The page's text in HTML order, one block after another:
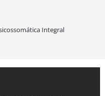
Integral